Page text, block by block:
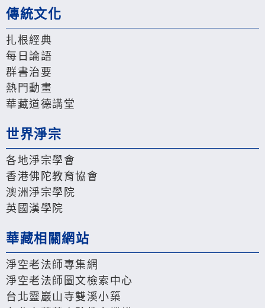
傳統文化
扎根經典
每日論語
群書治要
熱門動畫
華藏道德講堂
世界淨宗
各地淨宗學會
香港佛陀教育協會
澳洲淨宗學院
英國漢學院
華藏相關網站
淨空老法師專集網
淨空老法師圖文檢索中心
台北靈巖山寺雙溪小築